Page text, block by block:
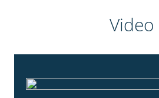
Video